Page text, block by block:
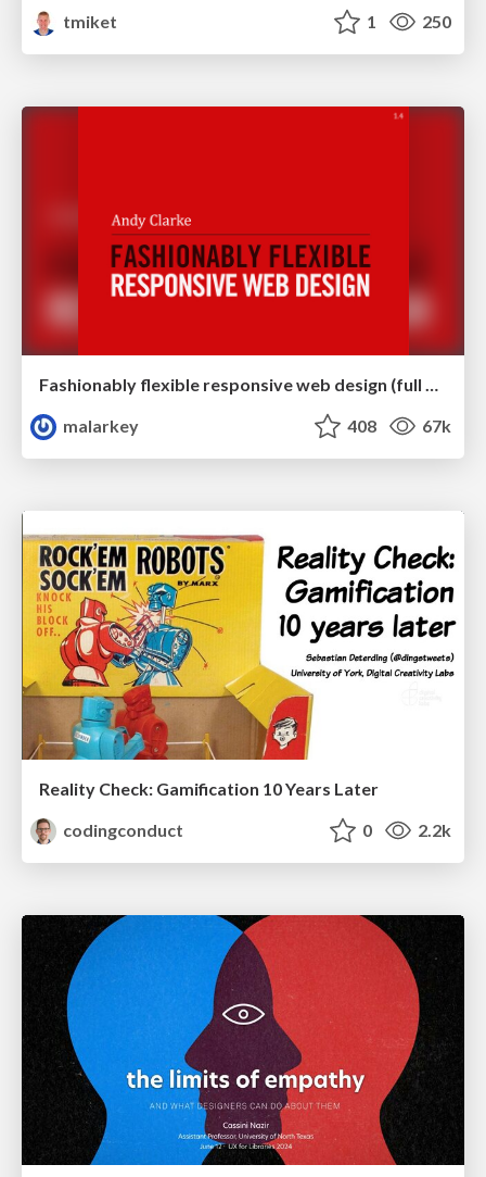
tmiket 1 250
Fashionably flexible responsive web design (full day workshop)
malarkey
408 67k
Reality Check: Gamification 10 Years Later
codingconduct
0 2.2k